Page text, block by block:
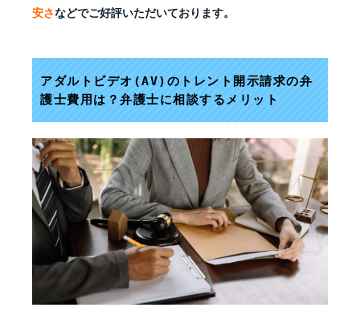
安さなどでご好評いただいております。
アダルトビデオ(AV)のトレント開示請求の弁
護士費用は？弁護士に相談するメリット